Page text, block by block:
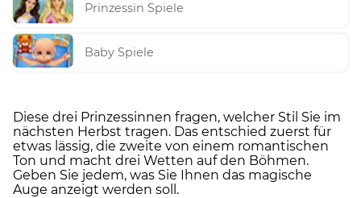
Prinzessin Spiele
Baby Spiele
Diese drei Prinzessinnen fragen, welcher Stil Sie im
nächsten Herbst tragen. Das entschied zuerst für
etwas lässig, die zweite von einem romantischen
Ton und macht drei Wetten auf den Böhmen.
Geben Sie jedem, was Sie Ihnen das magische
Auge anzeigt werden soll.